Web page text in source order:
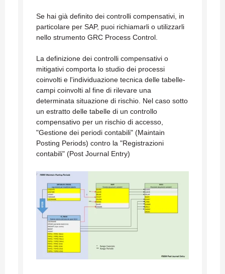
Se hai già definito dei controlli compensativi, in
particolare per SAP, puoi richiamarli o utilizzarli
nello strumento GRC Process Control.
La definizione dei controlli compensativi o
mitigativi comporta lo studio dei processi
coinvolti e l'individuazione tecnica delle tabelle-
campi coinvolti al fine di rilevare una
determinata situazione di rischio. Nel caso sotto
un estratto delle tabelle di un controllo
compensativo per un rischio di accesso,
"Gestione dei periodi contabili" (Maintain
Posting Periods) contro la "Registrazioni
contabili" (Post Journal Entry)